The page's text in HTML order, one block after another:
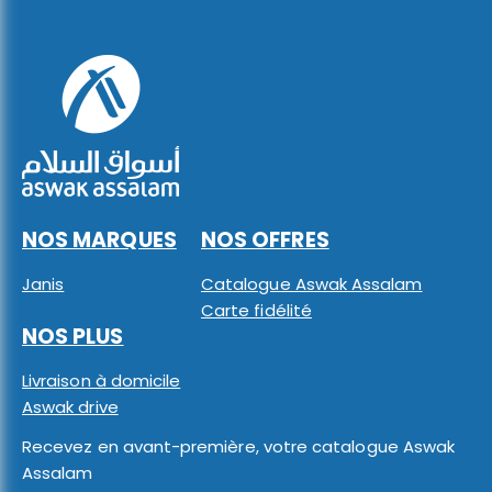
NOS MARQUES
Janis
NOS OFFRES
Catalogue Aswak Assalam
Carte fidélité
NOS PLUS
Livraison à domicile
Aswak drive
Recevez en avant-première, votre catalogue Aswak
Assalam